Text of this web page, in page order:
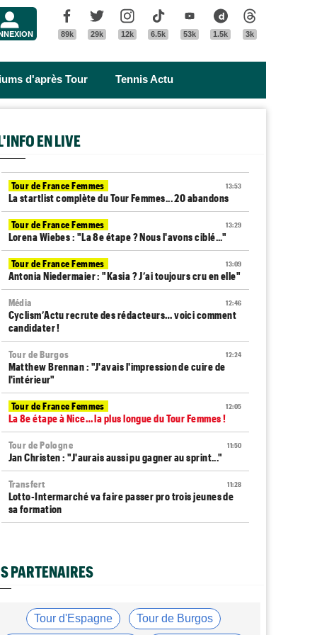
Facebook
89k
Twitter
29k
Instagram
12k
Tik Tok
6.5k
Youtube
53k
Dailymotion
1.5k 3k
d'après Tour Tennis Actu
EN LIVE
13:53
Tour de France Femmes
La startlist complète du Tour Femmes... 20 abandons
13:29
Tour de France Femmes
Lorena Wiebes : "La 8e étape ? Nous l'avons ciblé..."
13:09
Tour de France Femmes
Antonia Niedermaier : "Kasia ? J’ai toujours cru en elle"
12:46
Média
Cyclism’Actu recrute des rédacteurs… voici comment
candidater !
12:24
Tour de Burgos
Matthew Brennan : "J'avais l'impression de cuire de
l'intérieur"
12:05
Tour de France Femmes
La 8e étape à Nice… la plus longue du Tour Femmes !
11:50
Tour de Pologne
Jan Christen : "J'aurais aussi pu gagner au sprint..."
11:28
Transfert
Lotto-Intermarché va faire passer pro trois jeunes de
sa formation
Route
Émilien Jacquelin va faire ses grands débuts en
Tour de France Femmes
PARTENAIRES
Tour d'Espagne Tour de Burgos